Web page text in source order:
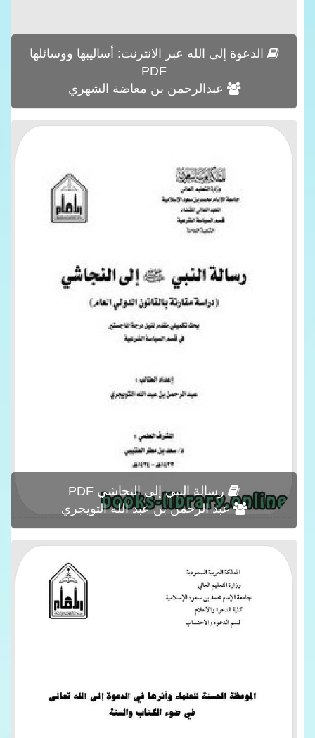
الدعوة إلى الله عبر الانترنت: أساليبها ووسائلها
PDF
عبدالرحمن بن معاضة الشهري
رسالة النبي إلى النجاشي PDF
عبد الرحمن بن عبد الله التويجري